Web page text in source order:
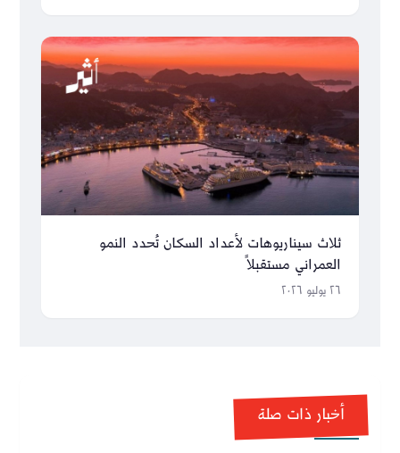
ثلاث سيناريوهات لأعداد السكان تُحدد النمو
العمراني مستقبلاً
٢٦ يوليو ٢٠٢٦
أخبار ذات صلة